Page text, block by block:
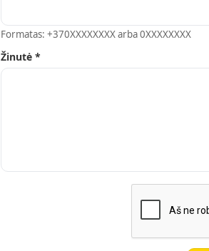
Formatas: +370XXXXXXXX arba 0XXXXXXXX
Žinutė *